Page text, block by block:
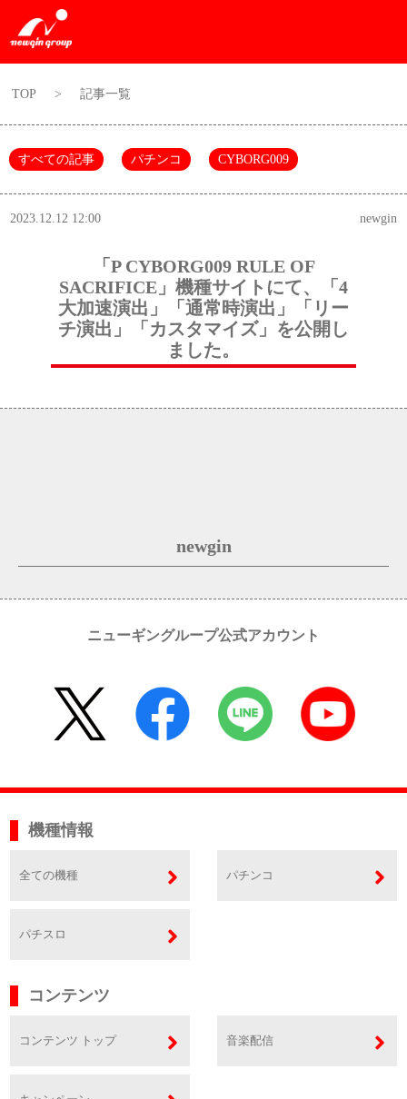
TOP > 記事一覧
すべての記事 パチンコ CYBORG009
2023.12.12 12:00 newgin
「P CYBORG009 RULE OF
SACRIFICE」機種サイトにて、「4
大加速演出」「通常時演出」「リー
チ演出」「カスタマイズ」を公開し
ました。
newgin
ニューギングループ公式アカウント
機種情報
全ての機種 パチンコ
パチスロ
コンテンツ
コンテンツ トップ 音楽配信